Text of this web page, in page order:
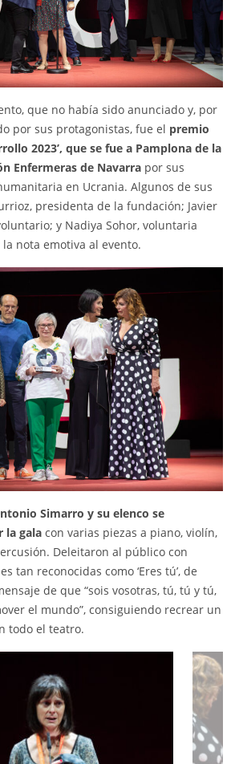
que no había sido anunciado y, por
por sus protagonistas, fue el premio
2023’, que se fue a Pamplona de la
Enfermeras de Navarra por sus
en Ucrania. Algunos de sus
presidenta de la fundación; Javier
y Nadiya Sohor, voluntaria
nota emotiva al evento.
Simarro y su elenco se
la gala con varias piezas a piano, violín,
Deleitaron al público con
tan reconocidas como ‘Eres tú’, de
de que “sois vosotras, tú, tú y tú,
el mundo”, consiguiendo recrear un
todo el teatro.